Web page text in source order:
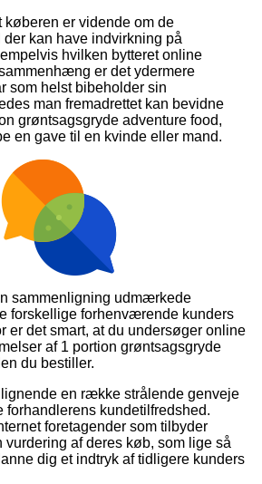
køberen er vidende om de
kan have indvirkning på
hvilken bytteret online
er det ydermere
som helst bibeholder sin
man fremadrettet kan bevidne
grøntsagsgryde adventure food,
en gave til en kvinde eller mand.
sammenligning udmærkede
forskellige forhenværende kunders
er det smart, at du undersøger online
af 1 portion grøntsagsgryde
du bestiller.
en række strålende genveje
forhandlerens kundetilfredshed.
foretagender som tilbyder
vurdering af deres køb, som lige så
dig et indtryk af tidligere kunders